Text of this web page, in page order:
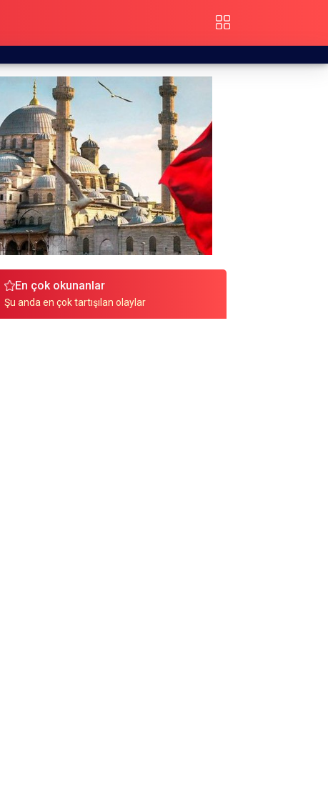
En çok okunanlar
Şu anda en çok tartışılan olaylar